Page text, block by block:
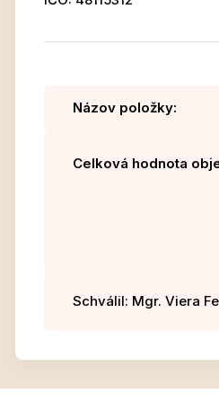
Názov položky:
Celková hodnota
Schválil: Mgr. Viera